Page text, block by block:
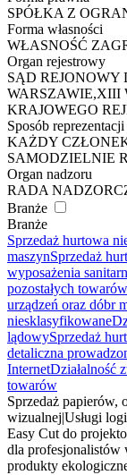
SPÓŁKA Z
Forma własności
WŁASNOŚĆ
Organ rejestrowy
SĄD REJONOWY
WARSZAWIE,XIII
KRAJOWEGO
Sposób reprezentacji
KAŻDY
SAMODZIELNIE
Organ nadzoru
RADA
Branże
Branże
Sprzedaż hurtowa
maszynSprzedaż
wyposażenia
pozostałych towarów
urządzeń oraz dóbr
niesklasyfikowane
lądowySprzedaż
detaliczna
InternetDziałalność
towarów
Sprzedaż papierów,
wizualnej Usługi
Easy Cut do
dla profesjonalistów
produkty